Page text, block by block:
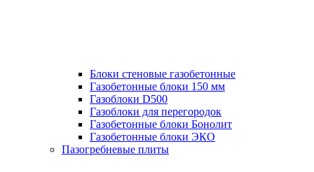
Блоки стеновые газобетонные
Газобетонные блоки 150 мм
Газоблоки D500
Газоблоки для перегородок
Газобетонные блоки Бонолит
Газобетонные блоки ЭКО
Пазогребневые плиты